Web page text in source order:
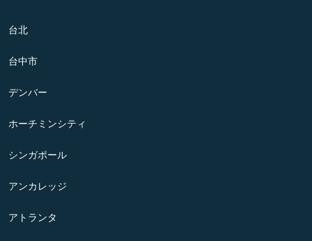
台北
台中市
デンバー
ホーチミンシティ
シンガポール
アンカレッジ
アトランタ